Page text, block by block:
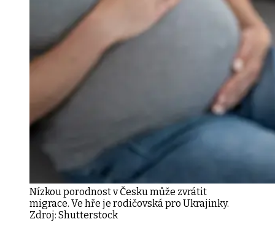
Nízkou porodnost v Česku může zvrátit
migrace. Ve hře je rodičovská pro Ukrajinky.
Zdroj: Shutterstock